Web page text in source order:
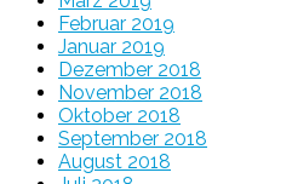
Februar 2019
Januar 2019
Dezember 2018
November 2018
Oktober 2018
September 2018
August 2018